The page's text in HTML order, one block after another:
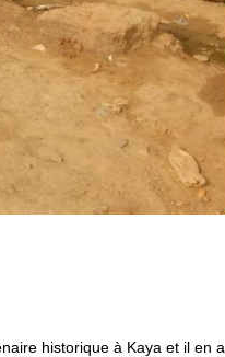
historique à Kaya et il en a